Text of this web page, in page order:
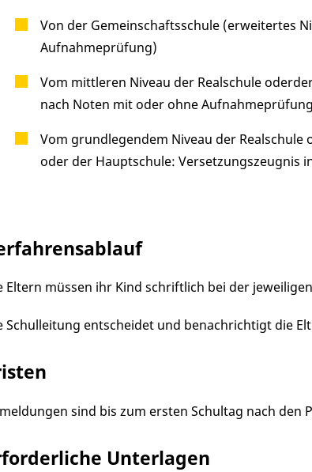
Von der Gemeinschaftsschule (erweitertes
Aufnahmeprüfung)
Vom mittleren Niveau der Realschule
nach Noten mit oder ohne
Vom grundlegendem Niveau der
oder der Hauptschule: Versetzungszeugnis
Eltern müssen ihr Kind schriftlich bei der
Schulleitung entscheidet und benachrichtigt die
sind bis zum ersten Schultag nach
Unterlagen